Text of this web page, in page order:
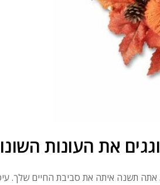
את העונות
אתה תשנה איתה את סביבת החיים שלך.